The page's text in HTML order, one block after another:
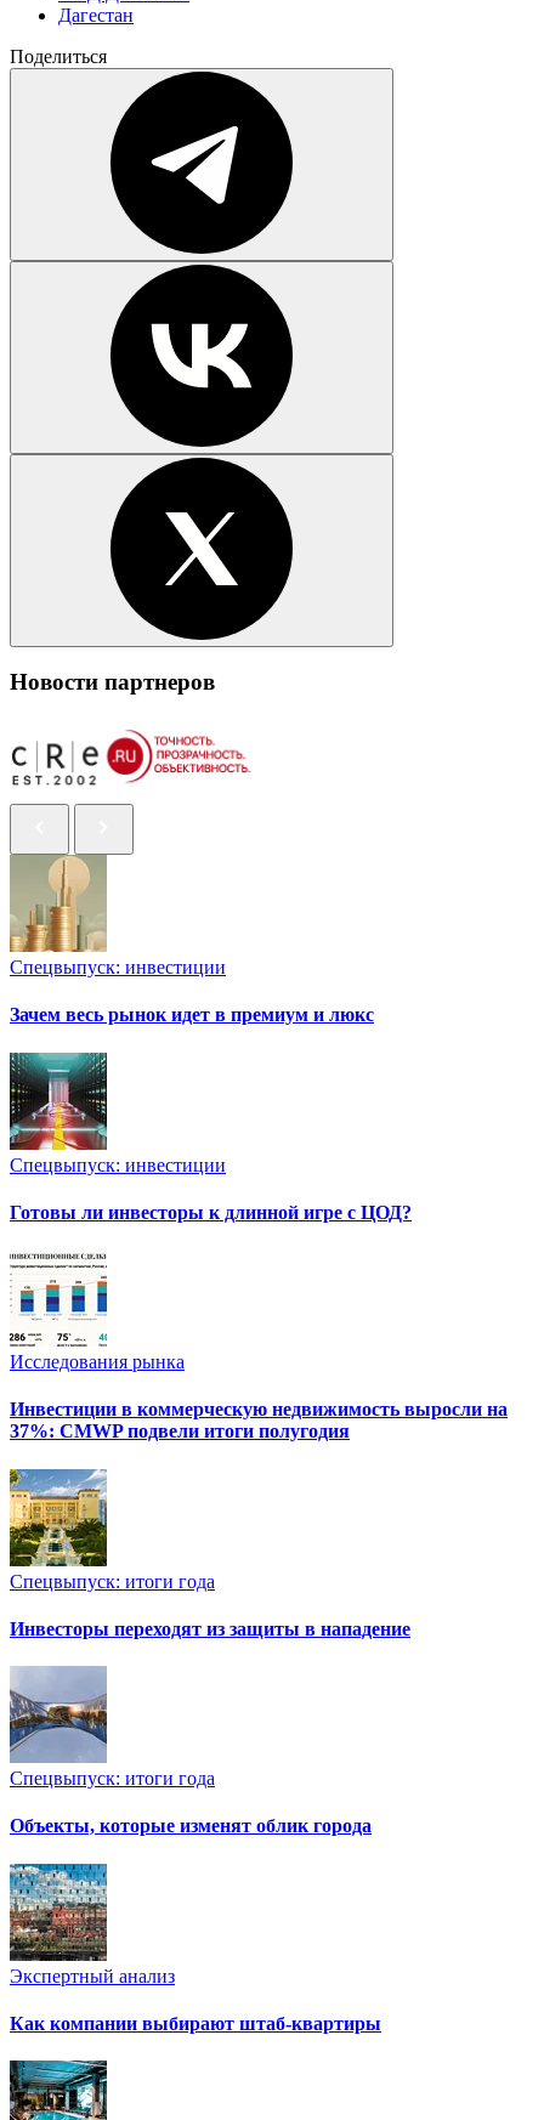
Дагестан
Поделиться
Новости партнеров
Спецвыпуск: инвестиции
Зачем весь рынок идет в премиум и люкс
Спецвыпуск: инвестиции
Готовы ли инвесторы к длинной игре с ЦОД?
Исследования рынка
Инвестиции в коммерческую недвижимость выросли на
37%: CMWP подвели итоги полугодия
Спецвыпуск: итоги года
Инвесторы переходят из защиты в нападение
Спецвыпуск: итоги года
Объекты, которые изменят облик города
Экспертный анализ
Как компании выбирают штаб-квартиры